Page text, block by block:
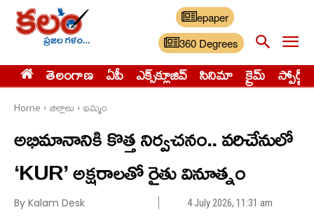
epaper
360 Degrees
తెలంగాణ ఏపీ ఎక్స్‌క్లూజివ్‌ సినిమా క్రైమ్ స్పోర్ట్స్
Home జిల్లాలు ఖమ్మం
అభిమానానికి కొత్త నిర్వచనం.. వరిచేనులో
‘KUR’ అక్షరాలతో రైతు వినూత్నం
By Kalam Desk 4 July 2026, 11:31 am